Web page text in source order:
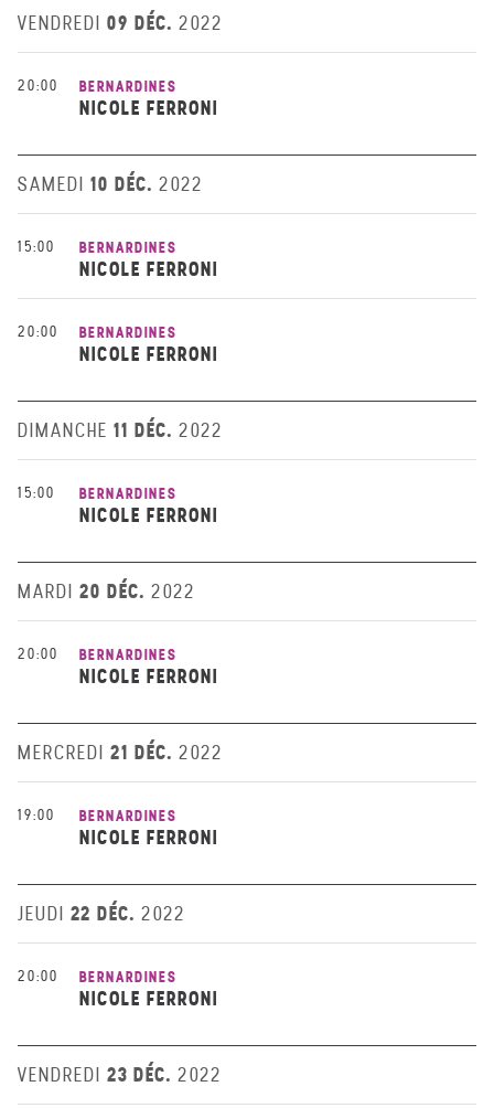
VENDREDI 09 DÉC. 2022
20:00 BERNARDINES
NICOLE FERRONI
SAMEDI 10 DÉC. 2022
15:00 BERNARDINES
NICOLE FERRONI
20:00 BERNARDINES
NICOLE FERRONI
DIMANCHE 11 DÉC. 2022
15:00 BERNARDINES
NICOLE FERRONI
MARDI 20 DÉC. 2022
20:00 BERNARDINES
NICOLE FERRONI
MERCREDI 21 DÉC. 2022
19:00 BERNARDINES
NICOLE FERRONI
JEUDI 22 DÉC. 2022
20:00 BERNARDINES
NICOLE FERRONI
VENDREDI 23 DÉC. 2022